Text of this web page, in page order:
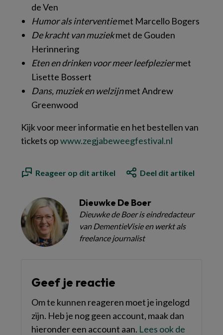
de Ven
Humor als interventiemet Marcello Bogers
De kracht van muziekmet de Gouden
Herinnering
Eten en drinken voor meer leefpleziermet
Lisette Bossert
Dans, muziek en welzijnmet Andrew
Greenwood
Kijk voor meer informatie en het bestellen van
tickets opwww.zegjabeweegfestival.nl
Reageer op dit artikel Deel dit artikel
Dieuwke De Boer
Dieuwke de Boer is eindredacteur
van DementieVisie en werkt als
freelance journalist
Geef je reactie
Om te kunnen reageren moet je ingelogd
zijn. Heb je nog geen account, maak dan
hieronder een account aan. Lees ook de